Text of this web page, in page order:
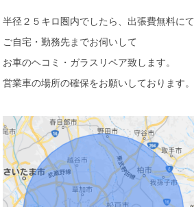
半径２５キロ圏内でしたら、出張費無料にて
ご自宅・勤務先までお伺いして
お車のヘコミ・ガラスリペア致します。
営業車の場所の確保をお願いしております。